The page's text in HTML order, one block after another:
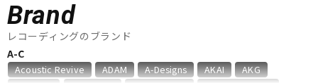
管楽器
アンプ エフェクター
Brand
レコーディングのブランド
A-C
Acoustic Revive ADAM A-Designs AKAI
AKG